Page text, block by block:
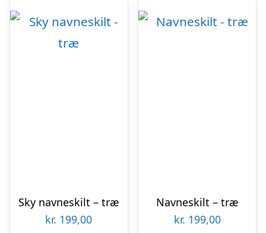
Sky navneskilt – træ
kr. 199,00
Navneskilt – træ
kr. 199,00